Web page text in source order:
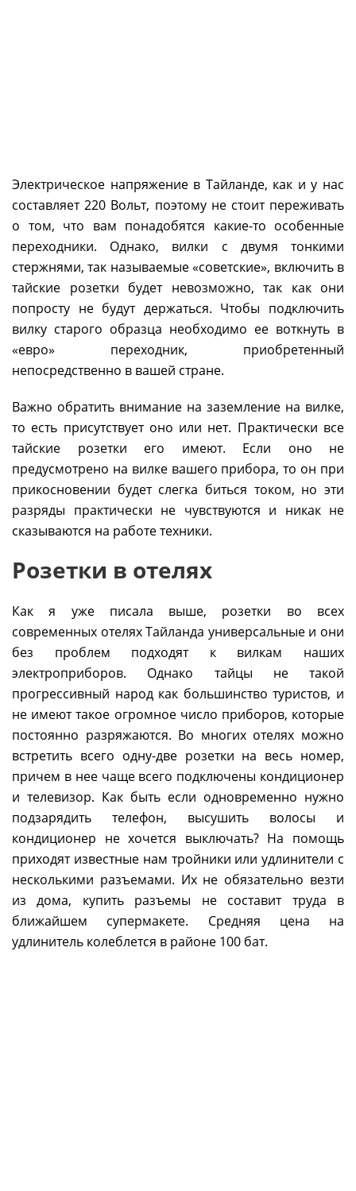
Электрическое напряжение в Тайланде, как и у нас
составляет 220 Вольт, поэтому не стоит переживать
о том, что вам понадобятся какие-то особенные
переходники. Однако, вилки с двумя тонкими
стержнями, так называемые «советские», включить в
тайские розетки будет невозможно, так как они
попросту не будут держаться. Чтобы подключить
вилку старого образца необходимо ее воткнуть в
«евро» переходник, приобретенный
непосредственно в вашей стране.
Важно обратить внимание на заземление на вилке,
то есть присутствует оно или нет. Практически все
тайские розетки его имеют. Если оно не
предусмотрено на вилке вашего прибора, то он при
прикосновении будет слегка биться током, но эти
разряды практически не чувствуются и никак не
сказываются на работе техники.
Розетки в отелях
Как я уже писала выше, розетки во всех
современных отелях Тайланда универсальные и они
без проблем подходят к вилкам наших
электроприборов. Однако тайцы не такой
прогрессивный народ как большинство туристов, и
не имеют такое огромное число приборов, которые
постоянно разряжаются. Во многих отелях можно
встретить всего одну-две розетки на весь номер,
причем в нее чаще всего подключены кондиционер
и телевизор. Как быть если одновременно нужно
подзарядить телефон, высушить волосы и
кондиционер не хочется выключать? На помощь
приходят известные нам тройники или удлинители с
несколькими разъемами. Их не обязательно везти
из дома, купить разъемы не составит труда в
ближайшем супермакете. Средняя цена на
удлинитель колеблется в районе 100 бат.